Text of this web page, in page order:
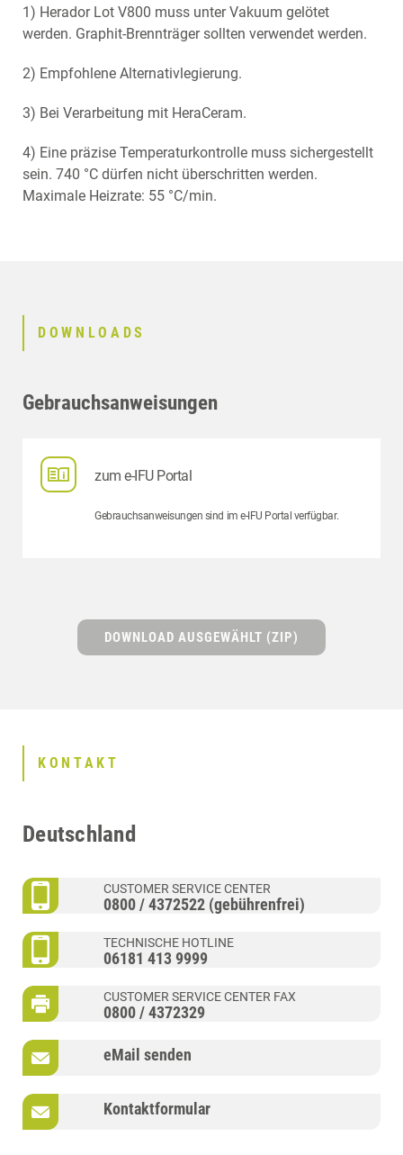
1) Herador Lot V800 muss unter Vakuum gelötet
werden. Graphit-Brennträger sollten verwendet werden.
2) Empfohlene Alternativlegierung.
3) Bei Verarbeitung mit HeraCeram.
4) Eine präzise Temperaturkontrolle muss sichergestellt
sein. 740 °C dürfen nicht überschritten werden.
Maximale Heizrate: 55 °C/min.
DOWNLOADS
Gebrauchsanweisungen
zum e-IFU Portal
Gebrauchsanweisungen sind im e-IFU Portal verfügbar.
DOWNLOAD AUSGEWÄHLT (ZIP)
KONTAKT
Deutschland
CUSTOMER SERVICE CENTER
0800 / 4372522 (gebührenfrei)
TECHNISCHE HOTLINE
06181 413 9999
CUSTOMER SERVICE CENTER FAX
0800 / 4372329
eMail senden
Kontaktformular